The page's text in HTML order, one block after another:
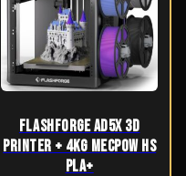
Flashforge AD5X 3D
Printer + 4kg Mecpow HS
PLA+